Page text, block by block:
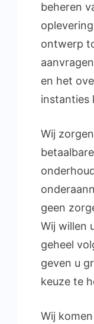
beheren
ontwerp
en het
instanties
Wij
geen
Wij willen
geheel
geven u
keuze te
Wij